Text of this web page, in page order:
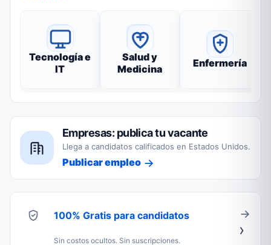
Tecnología e
IT
Salud y
Medicina
Enfermería
Empresas: publica tu vacante
Llega a candidatos calificados en Estados Unidos.
Publicar empleo
100% Gratis para candidatos
Sin costos ocultos. Sin suscripciones.